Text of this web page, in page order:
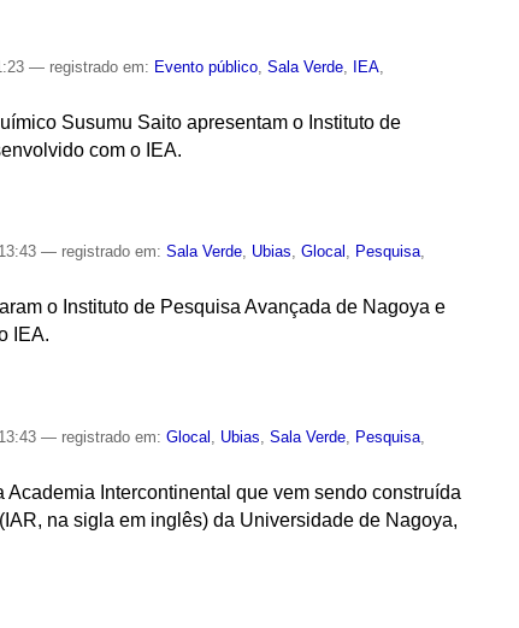
— registrado em: Evento público ,Sala Verde IEA
Susumu Saito apresentam o Instituto de
com o IEA.
— registrado em:Sala Verde, Ubias,Glocal , Pesquisa,
o Instituto de Pesquisa Avançada de Nagoya e
IEA.
— registrado em:Glocal , Ubias,Sala Verde, Pesquisa,
Intercontinental que vem sendo construída
na sigla em inglês) da Universidade de Nagoya,